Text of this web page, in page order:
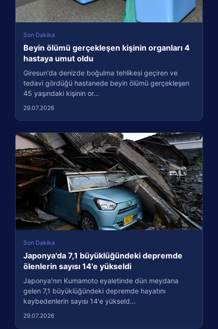
Son Dakika
Beyin ölümü gerçekleşen kişinin organları 4
hastaya umut oldu
Giresun'da denizde boğulma tehlikesi geçiren ve
tedavi gördüğü hastanede beyin ölümü gerçekleşen
45 yaşındaki kişinin or...
29.07.2026
Son Dakika
Japonya'da 7,1 büyüklüğündeki depremde
ölenlerin sayısı 14'e yükseldi
Japonya'nın Kumamoto eyaletinde dün meydana
gelen 7,1 büyüklüğündeki depremde hayatını
kaybedenlerin sayısı 14'e yükseld...
29.07.2026